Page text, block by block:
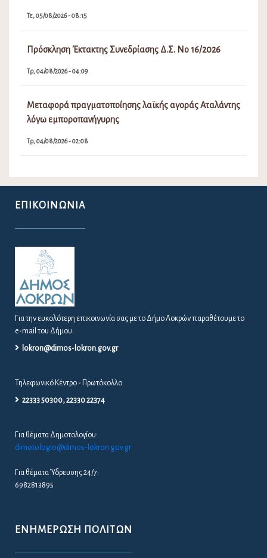
Τε, 05/08/2026 - 08:15
Πρόσκληση Έκτακτης Συνεδρίασης Δ.Σ. Νο 16/2026
Τρ, 04/08/2026 - 04:09
Μεταφορά πραγματοποίησης λαϊκής αγοράς Αταλάντης
λόγω εμποροπανήγυρης
Τρ, 04/08/2026 - 02:08
ΕΠΙΚΟΙΝΩΝΊΑ
Για την ευκολότερη επικοινωνία σας με το Δήμο Λοκρών παραθέτουμε το
e-mail του Δήμου.
lokron@dimos-lokron.gov.gr
Τηλεφωνικό Κέντρο - Πρωτόκολλο
22333 50300, 22330 22374
Για θέματα Δημοτολογίου:
dimotologio@dimos-lokron.gov.gr
Για θέματα Ύδρευσης 24/7:
6982813895
ΕΝΗΜΈΡΩΣΗ ΠΟΛΙΤΏΝ